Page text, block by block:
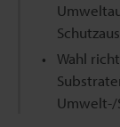
Wahl
Umwelt-/